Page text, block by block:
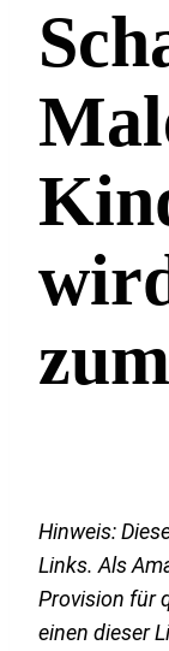
Hinweis:
Links. Als
Provision für
einen dieser